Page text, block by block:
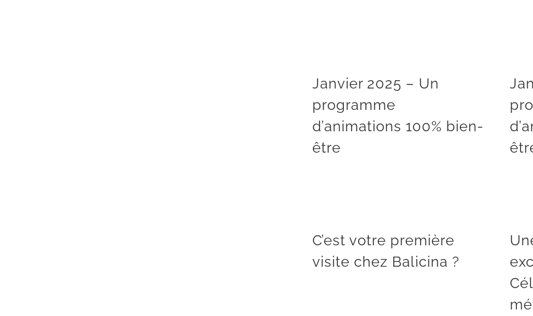
Janvier 2025 – Un
programme
d’animations 100% bien-
être
C’est votre première
visite chez Balicina ?